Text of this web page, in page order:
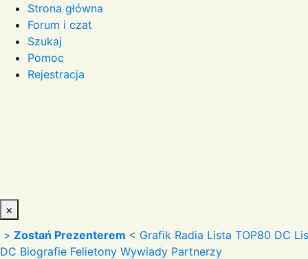
Strona główna
Forum i czat
Szukaj
Pomoc
Rejestracja
×
> Zostań Prezenterem < Grafik Radia Lista TOP80 DC
DC Biografie Felietony Wywiady Partnerzy